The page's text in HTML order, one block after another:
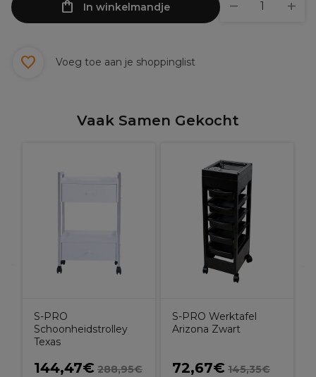
In winkelmandje
Voeg toe aan je shoppinglist
Vaak Samen Gekocht
S-PRO
Schoonheidstrolley
Texas
144,47€ 288,95€
S-PRO Werktafel
Arizona Zwart
72,67€ 145,35€